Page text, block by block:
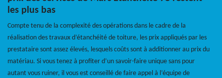
les plus bas
Compte tenu de la complexité des opérations dans le cadre de la
réalisation des travaux d’étanchéité de toiture, les prix appliqués par les
prestataire sont assez élevés, lesquels coûts sont à additionner au prix du
matériau. Si vous tenez à profiter d’un savoir-faire unique sans pour
autant vous ruiner, il vous est conseillé de faire appel à l’équipe de